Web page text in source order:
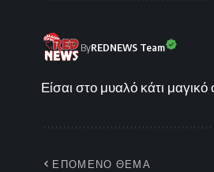
ByREDNEWS Team
Είσαι στο μυαλό κάτι
ΕΠΟΜΕΝΟ ΘΕΜΑ